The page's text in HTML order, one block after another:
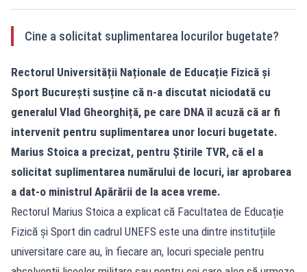
Cine a solicitat suplimentarea locurilor bugetate?
Rectorul Universității Naționale de Educație Fizică și
Sport București susține că n-a discutat niciodată cu
generalul Vlad Gheorghiță, pe care DNA îl acuză că ar fi
intervenit pentru suplimentarea unor locuri bugetate.
Marius Stoica a precizat, pentru Știrile TVR, că el a
solicitat suplimentarea numărului de locuri, iar aprobarea
a dat-o ministrul Apărării de la acea vreme.
Rectorul Marius Stoica a explicat că Facultatea de Educație
Fizică și Sport din cadrul UNEFS este una dintre instituțiile
universitare care au, în fiecare an, locuri speciale pentru